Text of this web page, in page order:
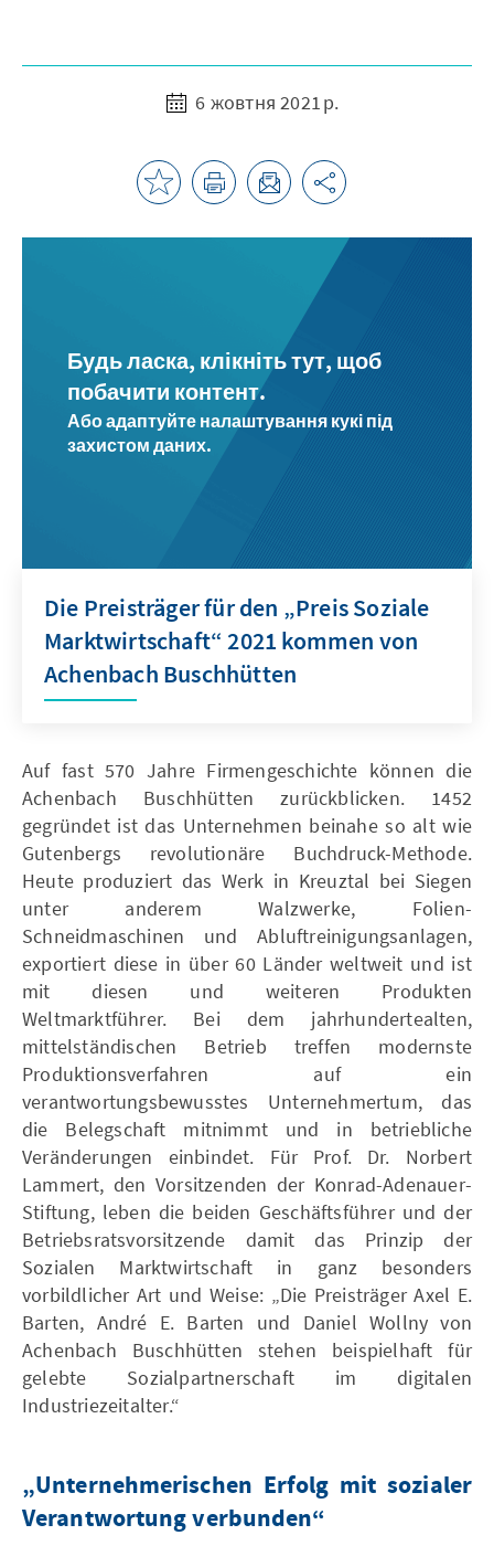
6 жовтня 2021 р.
Будь ласка, клікніть тут, щоб
побачити контент.
Або адаптуйте налаштування кукі під
захистом даних.
Die Preisträger für den „Preis Soziale
Marktwirtschaft“ 2021 kommen von
Achenbach Buschhütten
Auf fast 570 Jahre Firmengeschichte können die
Achenbach Buschhütten zurückblicken. 1452
gegründet ist das Unternehmen beinahe so alt wie
Gutenbergs revolutionäre Buchdruck-Methode.
Heute produziert das Werk in Kreuztal bei Siegen
unter anderem Walzwerke, Folien-
Schneidmaschinen und Abluftreinigungsanlagen,
exportiert diese in über 60 Länder weltweit und ist
mit diesen und weiteren Produkten
Weltmarktführer. Bei dem jahrhundertealten,
mittelständischen Betrieb treffen modernste
Produktionsverfahren auf ein
verantwortungsbewusstes Unternehmertum, das
die Belegschaft mitnimmt und in betriebliche
Veränderungen einbindet. Für Prof. Dr. Norbert
Lammert, den Vorsitzenden der Konrad-Adenauer-
Stiftung, leben die beiden Geschäftsführer und der
Betriebsratsvorsitzende damit das Prinzip der
Sozialen Marktwirtschaft in ganz besonders
vorbildlicher Art und Weise: „Die Preisträger Axel E.
Barten, André E. Barten und Daniel Wollny von
Achenbach Buschhütten stehen beispielhaft für
gelebte Sozialpartnerschaft im digitalen
Industriezeitalter.“
„Unternehmerischen Erfolg mit sozialer
Verantwortung verbunden“